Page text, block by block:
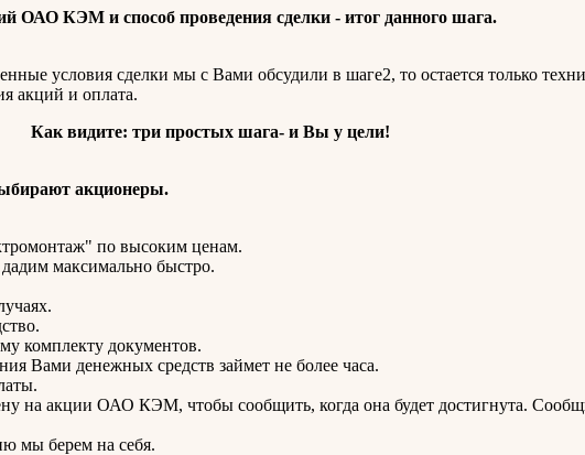
ОАО КЭМ и способ проведения сделки - итог данного шага.
условия сделки мы с Вами обсудили в шаге2, то остается только
акций и оплата.
Как видите: три простых шага- и Вы у цели!
акционеры.
по высоким ценам.
максимально быстро.
комплекту документов.
Вами денежных средств займет не более часа.
на акции ОАО КЭМ, чтобы сообщить, когда она будет достигнута.
мы берем на себя.